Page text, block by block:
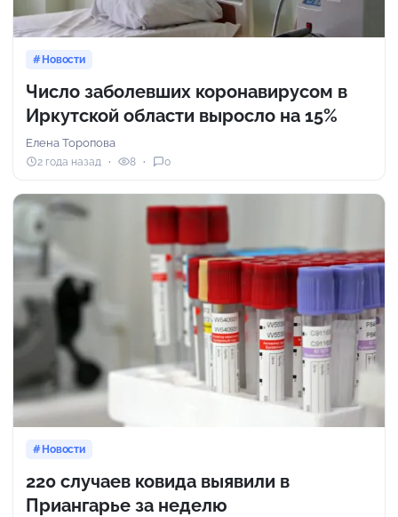
Новости
Число заболевших коронавирусом в
Иркутской области выросло на 15%
Елена Торопова
2 года назад 8 0
Новости
220 случаев ковида выявили в
Приангарье за неделю